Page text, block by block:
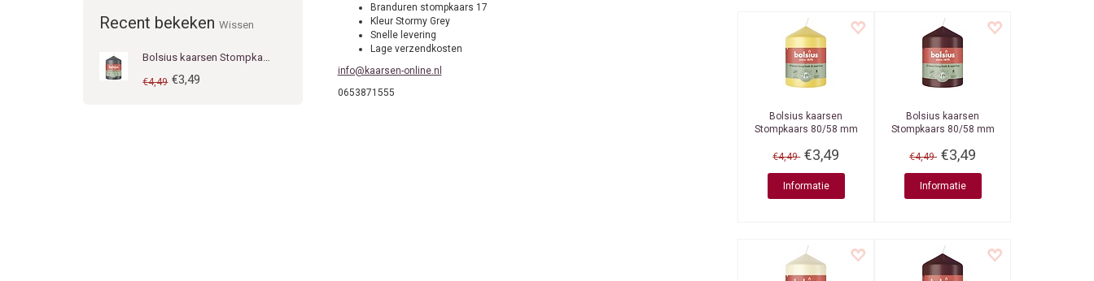
Recent bekeken Wissen
Bolsius kaarsen Stompkaars 80/58 mm Stormy Grey
€4,49 €3,49
Branduren stompkaars 17
Kleur Stormy Grey
Snelle levering
Lage verzendkosten
info@kaarsen-online.nl
0653871555
Bolsius kaarsen
Stompkaars 80/58 mm
€4,49 €3,49
Informatie
Bolsius kaarsen
Stompkaars 80/58 mm
€4,49 €3,49
Informatie